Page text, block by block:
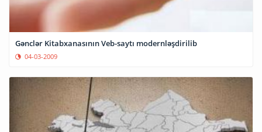
Gənclər Kitabxanasının Veb-saytı modernləşdirilib
04-03-2009